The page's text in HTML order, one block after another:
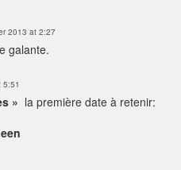
2013 at 2:27
galante.
5:51
» la première date à retenir: